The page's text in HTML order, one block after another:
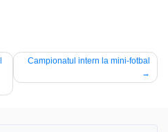
Campionatul intern la mini-fotbal